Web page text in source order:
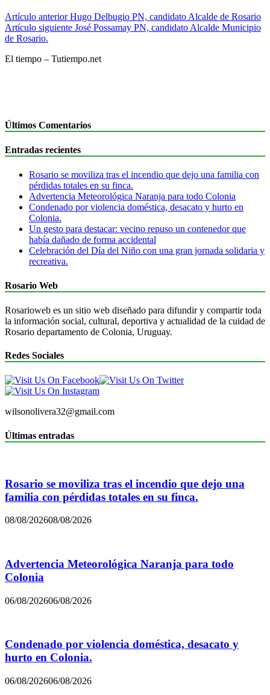
Artículo anterior Hugo Delbugio PN, candidato Alcalde de Rosario
Artículo siguiente José Possamay PN, candidato Alcalde Municipio
de Rosario.
El tiempo – Tutiempo.net
Últimos Comentarios
Entradas recientes
Rosario se moviliza tras el incendio que dejo una familia con
pérdidas totales en su finca.
Advertencia Meteorológica Naranja para todo Colonia
Condenado por violencia doméstica, desacato y hurto en
Colonia.
Un gesto para destacar: vecino repuso un contenedor que
había dañado de forma accidental
Celebración del Día del Niño con una gran jornada solidaria y
recreativa.
Rosario Web
Rosarioweb es un sitio web diseñado para difundir y compartir toda
la información social, cultural, deportiva y actualidad de la cuidad de
Rosario departamento de Colonia, Uruguay.
Redes Sociales
wilsonolivera32@gmail.com
Últimas entradas
Rosario se moviliza tras el incendio que dejo una
familia con pérdidas totales en su finca.
08/08/202608/08/2026
Advertencia Meteorológica Naranja para todo
Colonia
06/08/202606/08/2026
Condenado por violencia doméstica, desacato y
hurto en Colonia.
06/08/202606/08/2026